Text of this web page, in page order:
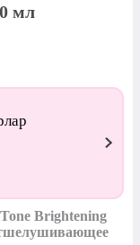
мл
Brightening